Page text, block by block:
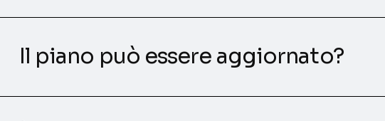
Il piano può essere aggiornato?